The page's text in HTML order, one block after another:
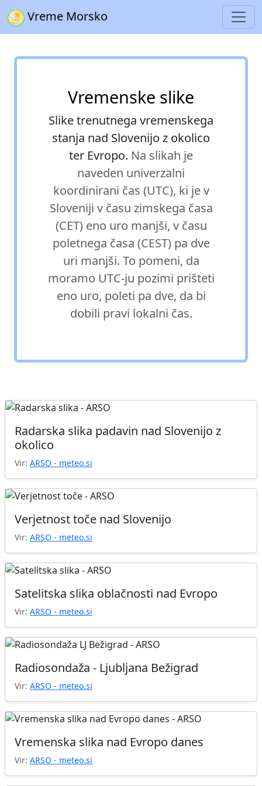
Vreme Morsko
Vremenske slike
Slike trenutnega vremenskega
stanja nad Slovenijo z okolico
ter Evropo. Na slikah je
naveden univerzalni
koordinirani čas (UTC), ki je v
Sloveniji v času zimskega časa
(CET) eno uro manjši, v času
poletnega časa (CEST) pa dve
uri manjši. To pomeni, da
moramo UTC-ju pozimi prišteti
eno uro, poleti pa dve, da bi
dobili pravi lokalni čas.
Radarska slika padavin nad Slovenijo z
okolico
Vir: ARSO - meteo.si
Verjetnost toče nad Slovenijo
Vir: ARSO - meteo.si
Satelitska slika oblačnosti nad Evropo
Vir: ARSO - meteo.si
Radiosondaža - Ljubljana Bežigrad
Vir: ARSO - meteo.si
Vremenska slika nad Evropo danes
Vir: ARSO - meteo.si